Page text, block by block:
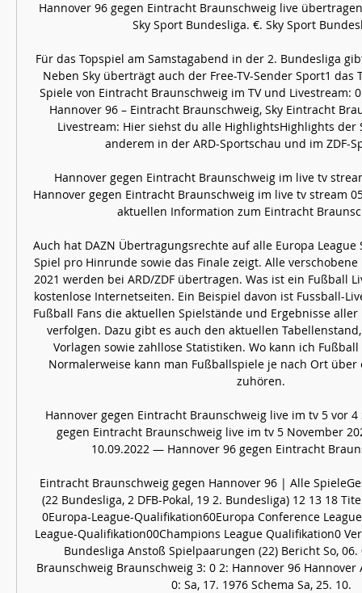
Hannover 96 gegen Eintracht Braunschweig live
Sky Sport Bundesliga. €. Sky Sport
Für das Topspiel am Samstagabend in der 2. Bundesliga
Neben Sky überträgt auch der Free-TV-Sender Sport1 das
Spiele von Eintracht Braunschweig im TV und Livestream:
Hannover 96 – Eintracht Braunschweig, Sky Eintracht
Livestream: Hier siehst du alle HighlightsHighlights der
anderem in der ARD-Sportschau und im ZDF-
Hannover gegen Eintracht Braunschweig im live tv
Hannover gegen Eintracht Braunschweig im live tv stream
aktuellen Information zum Eintracht
Auch hat DAZN Übertragungsrechte auf alle Europa League
Spiel pro Hinrunde sowie das Finale zeigt. Alle verschobene
2021 werden bei ARD/ZDF übertragen. Was ist ein Fußball
kostenlose Internetseiten. Ein Beispiel davon ist Fussball-
Fußball Fans die aktuellen Spielstände und Ergebnisse
verfolgen. Dazu gibt es auch den aktuellen
Vorlagen sowie zahllose Statistiken. Wo kann ich
Normalerweise kann man Fußballspiele je nach Ort
zuhören.
Hannover gegen Eintracht Braunschweig live im tv 5 vor
gegen Eintracht Braunschweig live im tv 5 November
10.09.2022 — Hannover 96 gegen Eintracht
Eintracht Braunschweig gegen Hannover 96 | Alle
(22 Bundesliga, 2 DFB-Pokal, 19 2. Bundesliga) 12 13 18
0Europa-League-Qualifikation60Europa Conference
League-Qualifikation00Champions League Qualifikation0
Bundesliga Anstoß Spielpaarungen (22) Bericht So,
Braunschweig Braunschweig 3: 0 2: Hannover 96 Hannover
0: Sa, 17. 1976 Schema Sa, 25. 10.